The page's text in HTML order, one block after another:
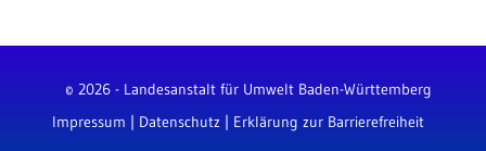
© 2026 - Landesanstalt für Umwelt Baden-Württemberg
Impressum
Datenschutz| Erklärung zur Barrierefreiheit